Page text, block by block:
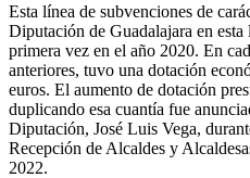
Esta línea de subvenciones de
Diputación de Guadalajara en
primera vez en el año 2020. En
anteriores, tuvo una dotación
euros. El aumento de dotación
duplicando esa cuantía fue
Diputación, José Luis Vega,
Recepción de Alcaldes y
2022.